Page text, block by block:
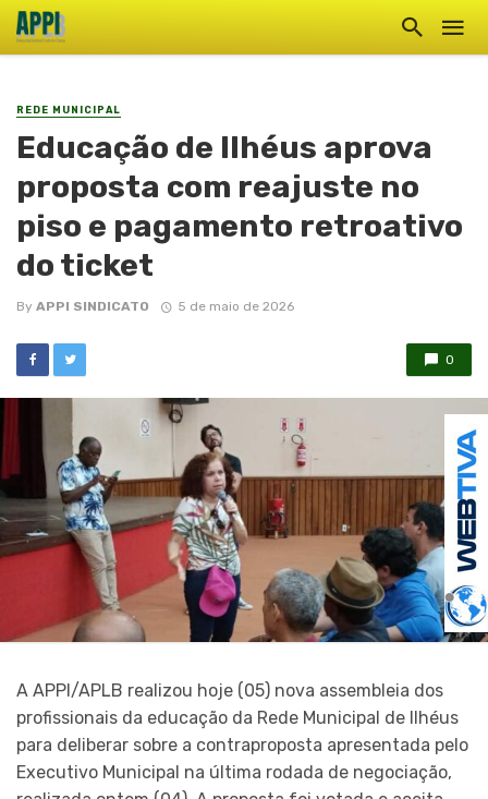
REDE MUNICIPAL
Educação de Ilhéus aprova
proposta com reajuste no
piso e pagamento retroativo
do ticket
By APPI SINDICATO 5 de maio de 2026
0
A APPI/APLB realizou hoje (05) nova assembleia dos
profissionais da educação da Rede Municipal de Ilhéus
para deliberar sobre a contraproposta apresentada pelo
Executivo Municipal na última rodada de negociação,